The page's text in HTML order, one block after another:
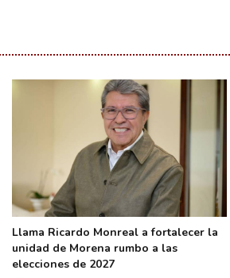
Llama Ricardo Monreal a fortalecer la
unidad de Morena rumbo a las
elecciones de 2027